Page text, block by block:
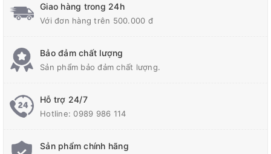
Giao hàng trong 24h
Với đơn hàng trên 500.000 đ
Bảo đảm chất lượng
Sản phẩm bảo đảm chất lượng.
Hỗ trợ 24/7
Hotline:0989 986 114
Sản phẩm chính hãng